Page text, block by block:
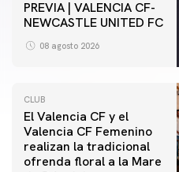
PREVIA | VALENCIA CF-
NEWCASTLE UNITED FC
08 agosto 2026
CLUB
El Valencia CF y el
Valencia CF Femenino
realizan la tradicional
ofrenda floral a la Mare